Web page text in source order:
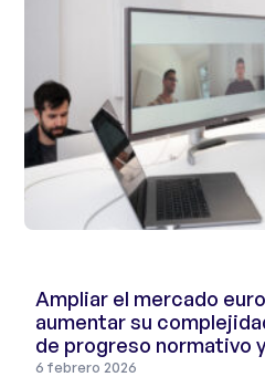
Ampliar el mercado
aumentar su
de progreso normativo
6 febrero 2026